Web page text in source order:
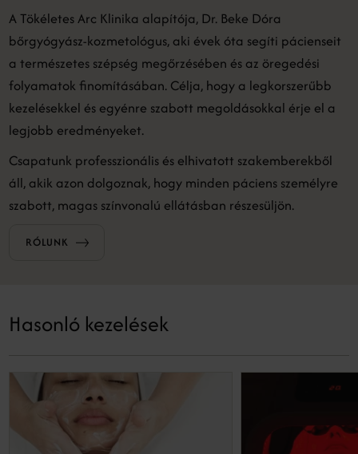
A Tökéletes Arc Klinika alapítója, Dr. Beke Dóra
bőrgyógyász-kozmetológus, aki évek óta segíti pácienseit
a természetes szépség megőrzésében és az öregedési
folyamatok finomításában. Célja, hogy a legkorszerűbb
kezelésekkel és egyénre szabott megoldásokkal érje el a
legjobb eredményeket.
Csapatunk professzionális és elhivatott szakemberekből
áll, akik azon dolgoznak, hogy minden páciens személyre
szabott, magas színvonalú ellátásban részesüljön.
RÓLUNK
Hasonló kezelések